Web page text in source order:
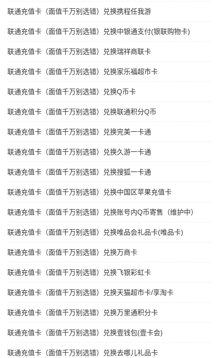
联通充值卡（面值千万别选错）兑换携程任我游
联通充值卡（面值千万别选错）兑换中银通支付(银联购物卡)
联通充值卡（面值千万别选错）兑换瑞祥商联卡
联通充值卡（面值千万别选错）兑换家乐福超市卡
联通充值卡（面值千万别选错）兑换Q币卡
联通充值卡（面值千万别选错）兑换联通积分Q币
联通充值卡（面值千万别选错）兑换完美一卡通
联通充值卡（面值千万别选错）兑换久游一卡通
联通充值卡（面值千万别选错）兑换搜狐一卡通
联通充值卡（面值千万别选错）兑换中国区苹果充值卡
联通充值卡（面值千万别选错）兑换账号内Q币寄售（维护中）
联通充值卡（面值千万别选错）兑换唯品会礼品卡(唯品卡)
联通充值卡（面值千万别选错）兑换万商卡
联通充值卡（面值千万别选错）兑换飞银彩虹卡
联通充值卡（面值千万别选错）兑换天猫超市卡/享淘卡
联通充值卡（面值千万别选错）兑换万里通积分卡
联通充值卡（面值千万别选错）兑换壹钱包(壹卡会)
联通充值卡（面值千万别选错）兑换去哪儿礼品卡